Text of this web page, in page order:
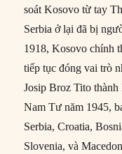
soát Kosovo từ tay
Serbia ở lại đã bị
1918, Kosovo chính
tiếp tục đóng vai trò
Josip Broz Tito
Nam Tư năm 1945,
Serbia, Croatia,
Slovenia, và